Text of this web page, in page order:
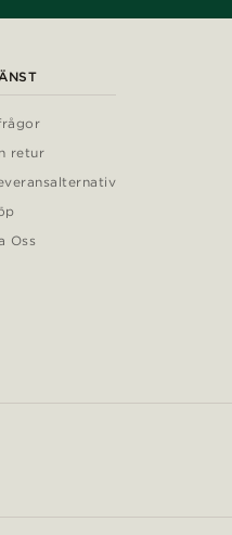
retur
Oss